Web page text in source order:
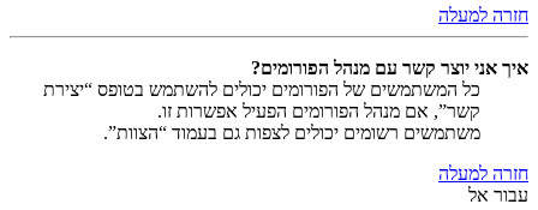
חזרה למעלה
איך אני יוצר קשר עם מנהל הפורומים?
כל המשתמשים של הפורומים יכולים להשתמש בטופס “יצירת
קשר”, אם מנהל הפורומים הפעיל אפשרות זו.
משתמשים רשומים יכולים לצפות גם בעמוד “הצוות”.
חזרה למעלה
עבור אל